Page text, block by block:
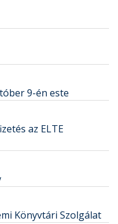
9-én este
az ELTE
Könyvtári Szolgálat